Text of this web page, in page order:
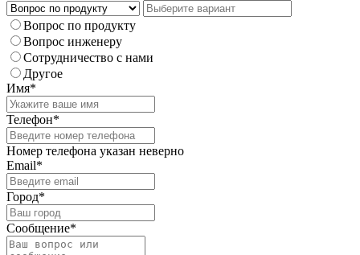
Вопрос по продукту
Вопрос инженеру
Сотрудничество с нами
Другое
Имя*
Телефон*
Номер телефона указан неверно
Email*
Город*
Сообщение*